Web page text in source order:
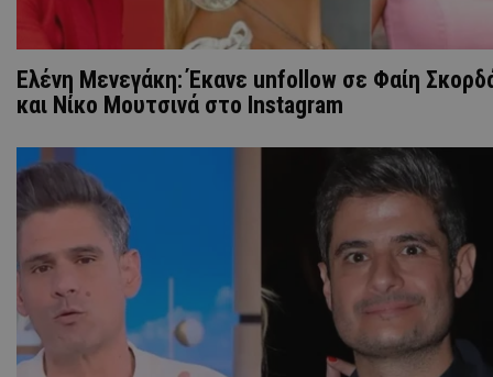
Ελένη Μενεγάκη: Έκανε unfollow σε Φαίη
και Νίκο Μουτσινά στο Instagram